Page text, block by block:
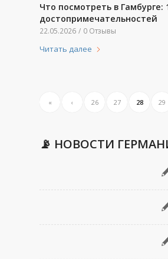
Что посмотреть в Гамбурге:
достопримечательностей
22.05.2026 / 0 Отзывы
Читать далее
« ‹ 26 27 28 29
📡 НОВОСТИ